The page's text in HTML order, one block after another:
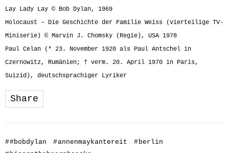
Lay Lady Lay © Bob Dylan, 1969
Holocaust – Die Geschichte der Familie Weiss (vierteilige TV-
Miniserie) © Marvin J. Chomsky (Regie), USA 1978
Paul Celan (* 23. November 1920 als Paul Antschel in
Czernowitz, Rumänien; † verm. 20. April 1970 in Paris,
Suizid), deutschsprachiger Lyriker
Share
##bobdylan #annenmaykantereit #berlin